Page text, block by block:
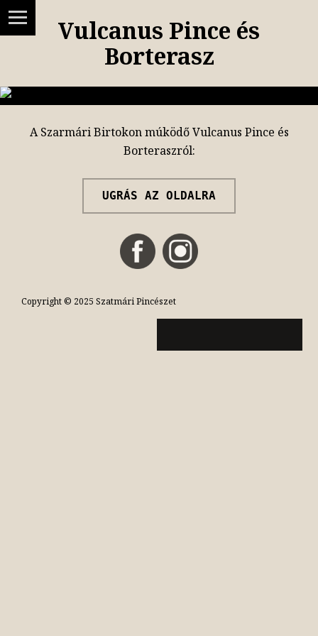
Vulcanus Pince és
Borterasz
A Szarmári Birtokon múködő Vulcanus Pince és
Borteraszról:
UGRÁS AZ OLDALRA
Copyright © 2025 Szatmári Pincészet